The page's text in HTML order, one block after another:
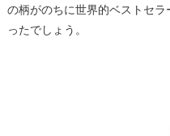
の柄がのちに世界的ベストセ
ったでしょう。